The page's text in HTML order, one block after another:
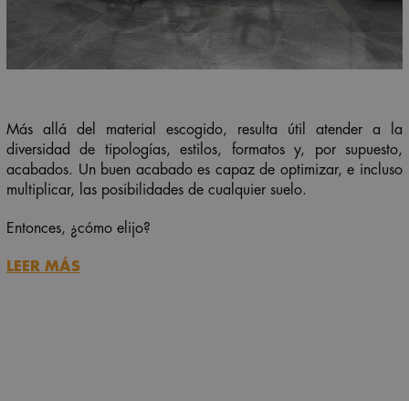
Más allá del material escogido, resulta útil atender a la
diversidad de tipologías, estilos, formatos y, por supuesto,
acabados. Un buen acabado es capaz de optimizar, e incluso
multiplicar, las posibilidades de cualquier suelo.
Entonces, ¿cómo elijo?
LEER MÁS